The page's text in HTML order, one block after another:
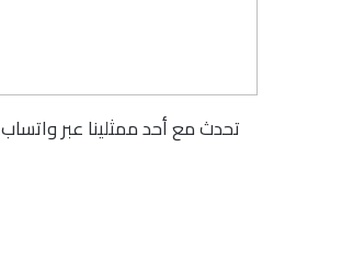
تحدث مع أحد ممثلينا عبر واتساب